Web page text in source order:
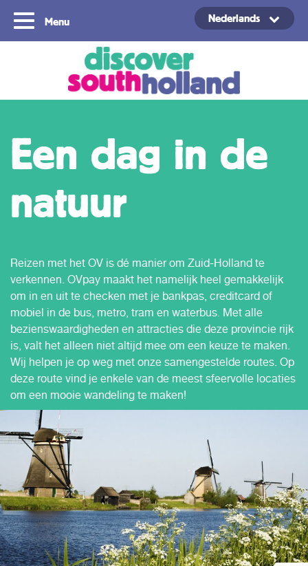
Menu
Copyright ©2024
Nederlands
Een dag in de
natuur
Reizen met het OV is dé manier om Zuid-Holland te
verkennen. OVpay maakt het namelijk heel gemakkelijk
om in en uit te checken met je bankpas, creditcard of
mobiel in de bus, metro, tram en waterbus. Met alle
bezienswaardigheden en attracties die deze provincie rijk
is, valt het alleen niet altijd mee om een keuze te maken.
Wij helpen je op weg met onze samengestelde routes. Op
deze route vind je enkele van de meest sfeervolle locaties
om een mooie wandeling te maken!